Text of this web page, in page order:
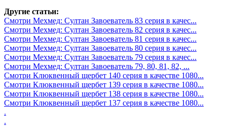
Другие статьи:
Смотри Мехмед: Султан Завоеватель 83 серия в качес...
Смотри Мехмед: Султан Завоеватель 82 серия в качес...
Смотри Мехмед: Султан Завоеватель 81 серия в качес...
Смотри Мехмед: Султан Завоеватель 80 серия в качес...
Смотри Мехмед: Султан Завоеватель 79 серия в качес...
Смотри Мехмед: Султан Завоеватель 79, 80, 81, 82, ...
Смотри Клюквенный щербет 140 серия в качестве 1080...
Смотри Клюквенный щербет 139 серия в качестве 1080...
Смотри Клюквенный щербет 138 серия в качестве 1080...
Смотри Клюквенный щербет 137 серия в качестве 1080...
.
.